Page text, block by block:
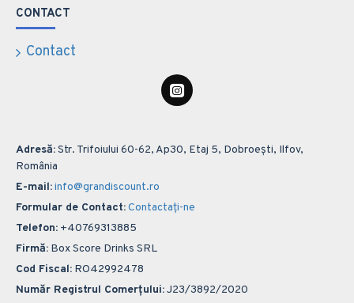
CONTACT
Contact
Adresă:Str. Trifoiului 60-62, Ap30, Etaj 5, Dobroești, Ilfov,
România
E-mail:info@grandiscount.ro
Formular de Contact:Contactați-ne
Telefon: +40769313885
Firmă: Box Score Drinks SRL
Cod Fiscal: RO42992478
Număr Registrul Comerțului:J23/3892/2020